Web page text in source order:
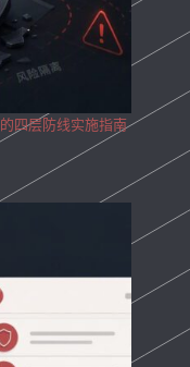
四层防线实施指南